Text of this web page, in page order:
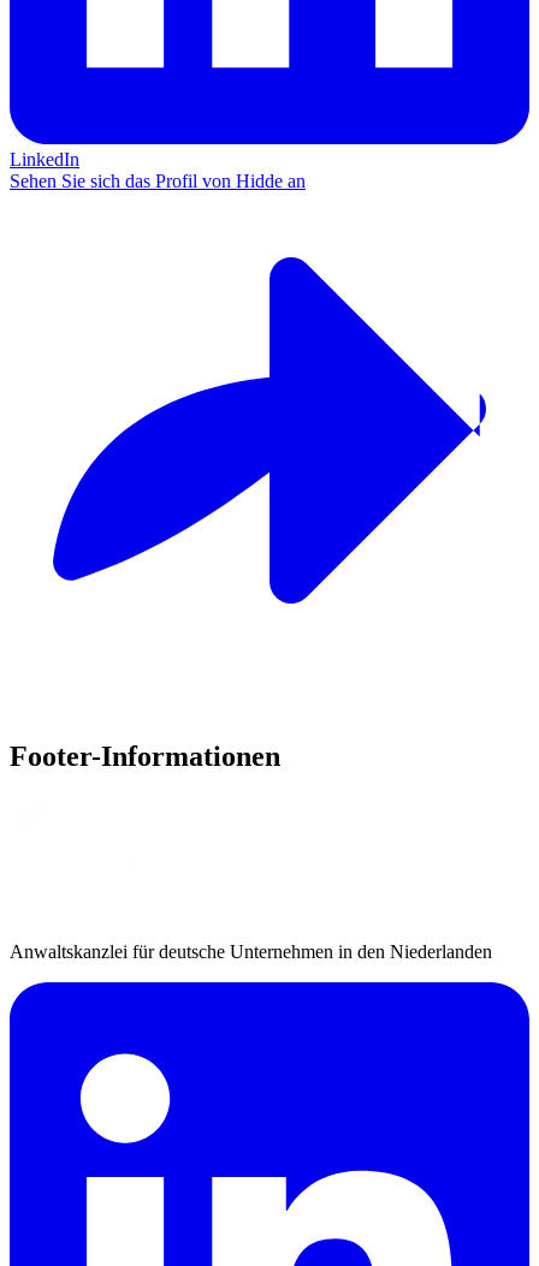
LinkedIn
Sehen Sie sich das Profil von Hidde an
Footer-Informationen
Anwaltskanzlei für deutsche Unternehmen in den Niederlanden